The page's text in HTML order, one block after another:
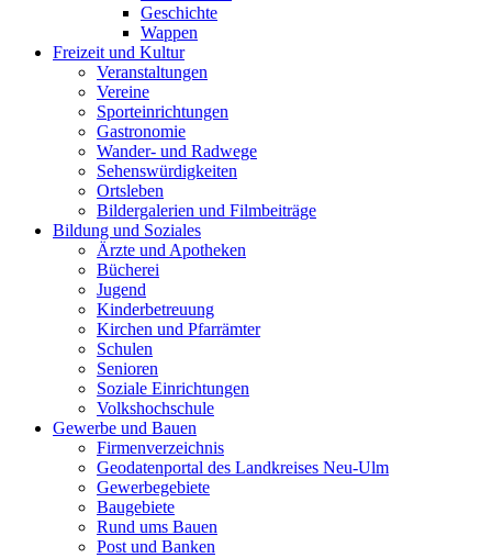
Geschichte
Wappen
Freizeit und Kultur
Veranstaltungen
Vereine
Sporteinrichtungen
Gastronomie
Wander- und Radwege
Sehenswürdigkeiten
Ortsleben
Bildergalerien und Filmbeiträge
Bildung und Soziales
Ärzte und Apotheken
Bücherei
Jugend
Kinderbetreuung
Kirchen und Pfarrämter
Schulen
Senioren
Soziale Einrichtungen
Volkshochschule
Gewerbe und Bauen
Firmenverzeichnis
Geodatenportal des Landkreises Neu-Ulm
Gewerbegebiete
Baugebiete
Rund ums Bauen
Post und Banken